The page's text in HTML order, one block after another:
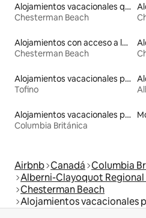
Alojamientos vacacionales que admiten mascotas
Chesterman Beach
Alojamientos con acceso a la playa
Chesterman Beach
Alojamientos vacacionales para familias
Tofino
Alojamientos vacacionales para familias
Columbia Británica
Airbnb Canadá Columbia
Alberni-Clayoquot
Chesterman Beach
Alojamientos vacacionales